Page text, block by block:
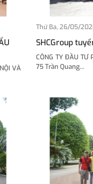
VÀ
Thứ Ba, 26/05/
SHCGroup
CÔNG TY ĐẦU TƯ
75 Trần Quang...